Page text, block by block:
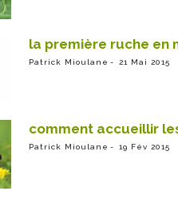
la première ruche en
Patrick Mioulane 21 Mai 2015
comment accueillir
Patrick Mioulane 19 Fév 2015